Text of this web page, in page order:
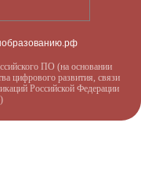
ПО (на основании
цифрового развития, связи
Российской Федерации